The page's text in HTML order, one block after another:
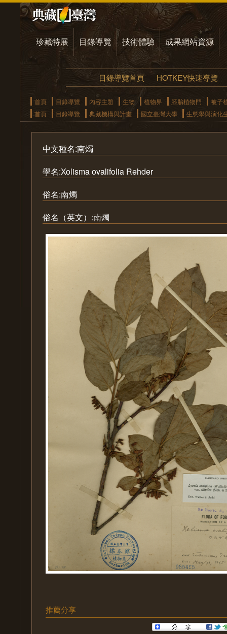
珍藏特展 目錄導覽 技術體驗 成果網站資源
目錄導覽首頁 HOTKEY快速導覽
首頁 目錄導覽 內容主題 生物 植物界 胚胎植物門
被子
首頁
目錄導覽 典藏機構與計畫 國立臺灣大學 生態學與演化
中文種名:南燭
學名:Xolisma ovalifolia Rehder
俗名:南燭
俗名（英文）:南燭
推薦分享